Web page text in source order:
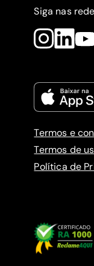
Siga nas
Termos e
Termos de
Política de